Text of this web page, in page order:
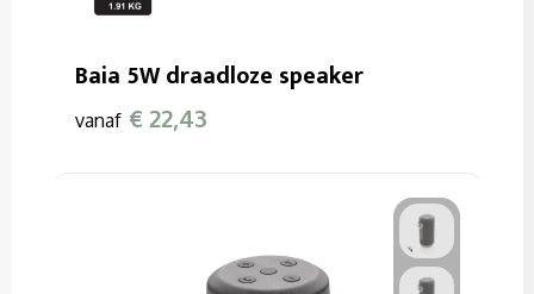
Baia 5W draadloze speaker
vanaf € 22,43